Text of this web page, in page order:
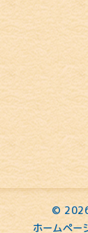
©
ホームペー